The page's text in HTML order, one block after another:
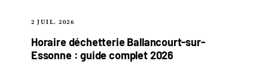
2 JUIL. 2026
Horaire déchetterie Ballancourt-sur-
Essonne : guide complet 2026